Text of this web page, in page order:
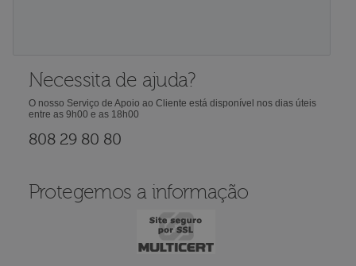
Necessita de ajuda?
O nosso Serviço de Apoio ao Cliente está disponível nos dias úteis
entre as 9h00 e as 18h00
808 29 80 80
Protegemos a informação